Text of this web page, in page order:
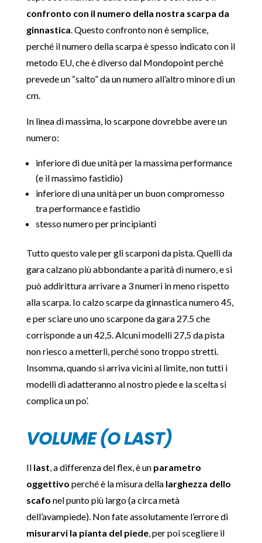
confronto con il numero della nostra scarpa da
ginnastica. Questo confronto non è semplice,
perché il numero della scarpa è spesso indicato con il
metodo EU, che è diverso dal Mondopoint perché
prevede un “salto” da un numero all’altro minore di un
cm.
In linea di massima, lo scarpone dovrebbe avere un
numero:
inferiore di due unità per la massima performance
(e il massimo fastidio)
inferiore di una unità per un buon compromesso
tra performance e fastidio
stesso numero per principianti
Tutto questo vale per gli scarponi da pista. Quelli da
gara calzano più abbondante a parità di numero, e si
può addirittura arrivare a 3 numeri in meno rispetto
alla scarpa. Io calzo scarpe da ginnastica numero 45,
e per sciare uno uno scarpone da gara 27.5 che
corrisponde a un 42,5. Alcuni modelli 27,5 da pista
non riesco a metterli, perché sono troppo stretti.
Insomma, quando si arriva vicini al limite, non tutti i
modelli di adatteranno al nostro piede e la scelta si
complica un po’.
VOLUME (O LAST)
Il last, a differenza del flex, è un parametro
oggettivo perché è la misura della larghezza dello
scafo nel punto più largo (a circa metà
dell’avampiede). Non fate assolutamente l’errore di
misurarvi la pianta del piede, per poi scegliere il